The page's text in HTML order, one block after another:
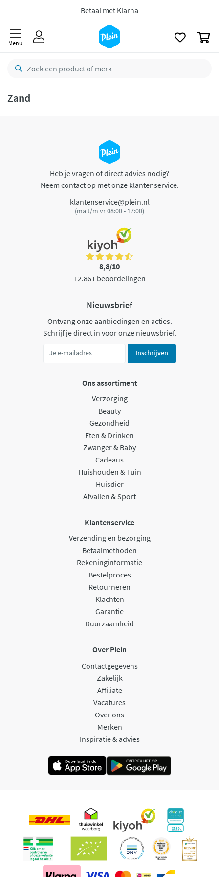
Betaal met Klarna
Menu
Zand
Heb je vragen of direct advies nodig?
Neem contact op met onze klantenservice.
klantenservice@plein.nl
(ma t/m vr 08:00 - 17:00)
8,8/10
12.861 beoordelingen
Nieuwsbrief
Ontvang onze aanbiedingen en acties.
Schrijf je direct in voor onze nieuwsbrief.
Inschrijven
Ons assortiment
Verzorging
Beauty
Gezondheid
Eten & Drinken
Zwanger & Baby
Cadeaus
Huishouden & Tuin
Huisdier
Afvallen & Sport
Klantenservice
Verzending en bezorging
Betaalmethoden
Rekeninginformatie
Bestelproces
Retourneren
Klachten
Garantie
Duurzaamheid
Over Plein
Contactgegevens
Zakelijk
Affiliate
Vacatures
Over ons
Merken
Inspiratie & advies